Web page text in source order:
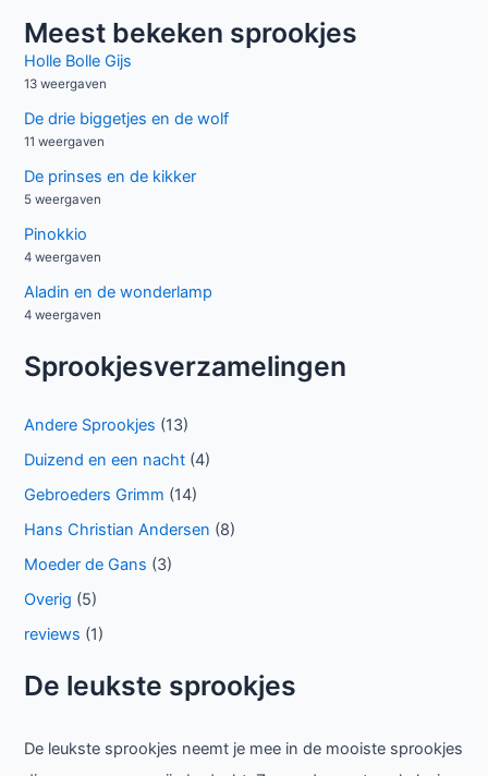
k
n
a
r
:
Meest bekeken sprookjes
Holle Bolle Gijs
13 weergaven
De drie biggetjes en de wolf
11 weergaven
De prinses en de kikker
5 weergaven
Pinokkio
4 weergaven
Aladin en de wonderlamp
4 weergaven
Sprookjesverzamelingen
Andere Sprookjes (13)
Duizend en een nacht (4)
Gebroeders Grimm (14)
Hans Christian Andersen (8)
Moeder de Gans (3)
Overig (5)
reviews (1)
De leukste sprookjes
De leukste sprookjes neemt je mee in de mooiste sprookjes